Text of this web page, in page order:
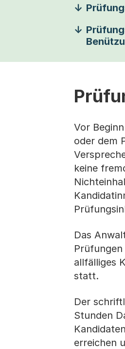
Vor
oder dem
keine
Das
allfälliges
statt.
Der
Stunden
erreichen